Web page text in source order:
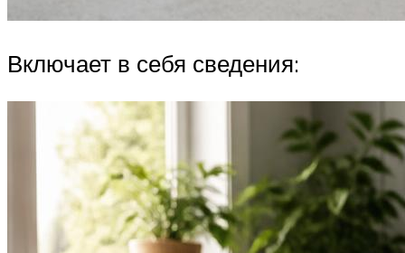
Включает в себя сведения: